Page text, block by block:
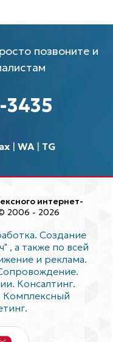
позвоните и
3435
| WA| TG
интернет-
2006 - 2026
Создание
, а также по всей
и реклама.
Консалтинг.
Комплексный